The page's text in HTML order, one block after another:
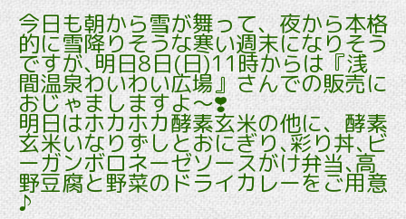
今日も朝から雪が舞って、夜から本格
的に雪降りそうな寒い週末になりそう
ですが､明日8日(日)11時からは『浅
間温泉わいわい広場』さんでの販売に
おじゃましますよ～❣️
明日はホカホカ酵素玄米の他に、酵素
玄米いなりずしとおにぎり､彩り丼､ビ
ーガンボロネーゼソースがけ弁当､高
野豆腐と野菜のドライカレーをご用意
♪